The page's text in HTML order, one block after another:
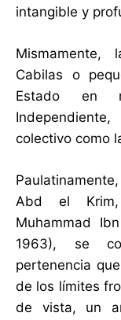
intangible y
Cabilas o
Estado en
colectivo como
Abd el
Muhammad
1963), se
pertenencia
de los límites
de vista, un